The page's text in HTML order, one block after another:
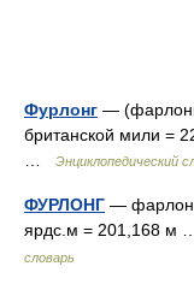
Фурлонг —
британской мили =
Энциклопедический
ФУРЛОНГ —
ярдс.м = 201,168 м
словарь